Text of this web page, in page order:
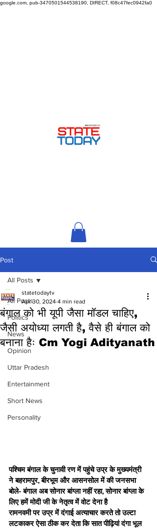
google.com, pub-3470501544538190, DIRECT, f08c47fec0942fa0
Post
All Posts
Politics
News
Opinion
Uttar Pradesh
Entertainment
Short News
Personality
All Posts
बंगाल को भी यूपी जैसा मॉडल चाहिए,
जैसी अयोध्या लगती है, वैसे ही बंगाल को
बनाना हैः Cm Yogi Adityanath
statetodaytv
Apr 30, 2024 4 min read
पश्चिम बंगाल के चुनावी रण में पहुंचे उप्र के मुख्यमंत्री
ने बहरामपुर, बीरभूम और आसनसोल में की जनसभा
बोले- बंगाल अब सोनार बांग्ला नहीं रहा, सोनार बांग्ला के
लिए हमें मोदी जी के नेतृत्व में वोट देना है
रामनवमी पर उप्र में दंगाई अत्याचार करते तो उल्टा
लटकाकर ऐसा ठीक कर देता कि सात पीढ़ियां दंगा भूल